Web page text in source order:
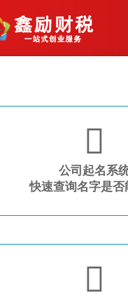

公司起名系
快速查询名字是否
